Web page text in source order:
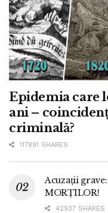
Epidemia care
ani –
criminală?
117891 SHARES
Acuzații
MORȚILOR!
42937 SHARES